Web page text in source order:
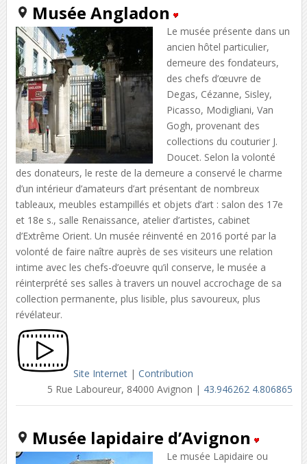
Musée Angladon
Le musée présente dans un
ancien hôtel particulier,
demeure des fondateurs,
des chefs d’œuvre de
Degas, Cézanne, Sisley,
Picasso, Modigliani, Van
Gogh, provenant des
collections du couturier J.
Doucet. Selon la volonté
des donateurs, le reste de la demeure a conservé le charme
d’un intérieur d’amateurs d’art présentant de nombreux
tableaux, meubles estampillés et objets d’art : salon des 17e
et 18e s., salle Renaissance, atelier d’artistes, cabinet
d’Extrême Orient. Un musée réinventé en 2016 porté par la
volonté de faire naître auprès de ses visiteurs une relation
intime avec les chefs-d’oeuvre qu’il conserve, le musée a
réinterprété ses salles à travers un nouvel accrochage de sa
collection permanente, plus lisible, plus savoureux, plus
révélateur.
Site Internet| Contribution
5 Rue Laboureur, 84000 Avignon | 43.946262 4.806865
Musée lapidaire d’Avignon
Le musée Lapidaire ou